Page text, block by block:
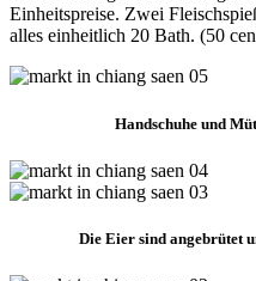
Einheitspreise. Zwei
alles einheitlich 20 Bath. (50
Handschuhe und
Die Eier sind angebrütet